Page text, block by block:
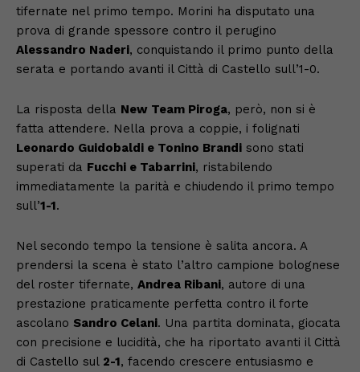
tifernate nel primo tempo. Morini ha disputato una
prova di grande spessore contro il perugino
Alessandro Naderi, conquistando il primo punto della
serata e portando avanti il Città di Castello sull’1-0.
La risposta della New Team Piroga, però, non si è
fatta attendere. Nella prova a coppie, i folignati
Leonardo Guidobaldi e Tonino Brandi sono stati
superati da Fucchi e Tabarrini, ristabilendo
immediatamente la parità e chiudendo il primo tempo
sull’1-1.
Nel secondo tempo la tensione è salita ancora. A
prendersi la scena è stato l’altro campione bolognese
del roster tifernate, Andrea Ribani, autore di una
prestazione praticamente perfetta contro il forte
ascolano Sandro Celani. Una partita dominata, giocata
con precisione e lucidità, che ha riportato avanti il Città
di Castello sul 2-1, facendo crescere entusiasmo e